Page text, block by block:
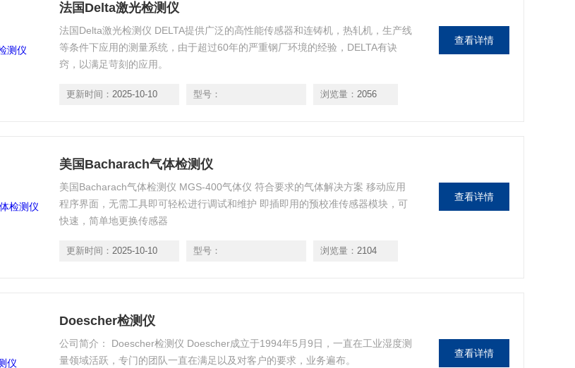
法国Delta激光检测仪
法国Delta激光检测仪 DELTA提供广泛的高性能传感器和连铸机，热轧机，生产线
等条件下应用的测量系统，由于超过60年的严重钢厂环境的经验，DELTA有诀
窍，以满足苛刻的应用。
更新时间： 2025-10-10 型号： 浏览量： 2056
查看详情
美国Bacharach气体检测仪
美国Bacharach气体检测仪 MGS-400气体仪 符合要求的气体解决方案 移动应用
程序界面，无需工具即可轻松进行调试和维护 即插即用的预校准传感器模块，可
快速，简单地更换传感器
更新时间： 2025-10-10 型号： 浏览量： 2104
查看详情
Doescher检测仪
公司简介： Doescher检测仪 Doescher成立于1994年5月9日，一直在工业湿度测
量领域活跃，专门的团队一直在满足以及对客户的要求，业务遍布。
查看详情